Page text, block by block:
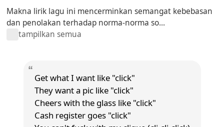
Makna lirik lagu ini mencerminkan semangat kebebasan
dan penolakan terhadap norma-norma so...
tampilkan semua
Get what I want like "click"
They want a pic like "click"
Cheers with the glass like "click"
Cash register goes "click"